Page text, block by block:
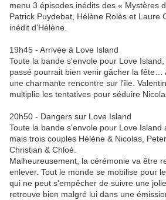
menu 3 épisodes inédits des « Mystères
Patrick Puydebat, Hélène Rolès et Laure
inédit d’Hélène.
19h45 - Arrivée à Love Island
Toute la bande s'envole pour Love
passé pourrait bien venir gâcher la fête…
une charmante rencontre sur l'île.
multiplie les tentatives pour séduire
20h50 - Dangers sur Love Island
Toute la bande s'envole pour Love Island
mais trois couples Hélène & Nicolas,
Christian & Chloé.
Malheureusement, la cérémonie va être
enlever. Tout le monde se mobilise pour
qui ne peut s'empêcher de suivre une
retrouve bien malgré lui dans une